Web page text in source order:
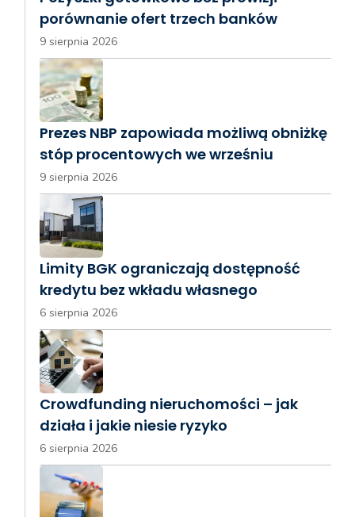
porównanie ofert trzech banków
9 sierpnia 2026
Prezes NBP zapowiada możliwą obniżkę
stóp procentowych we wrześniu
9 sierpnia 2026
Limity BGK ograniczają dostępność
kredytu bez wkładu własnego
6 sierpnia 2026
Crowdfunding nieruchomości – jak
działa i jakie niesie ryzyko
6 sierpnia 2026